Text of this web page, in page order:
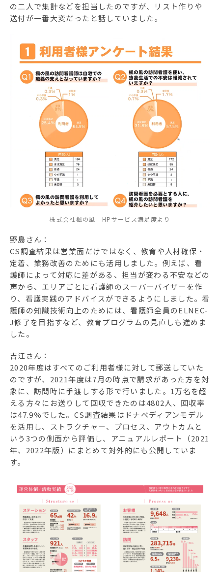
の二人で集計などを担当したのですが、リスト作りや
送付が一番大変だったと話していました。
株式会社楓の風 HPサービス満足度より
野島さん：
CS調査結果は営業面だけではなく、教育や人材確保・
定着、業務改善のためにも活用しました。例えば、看
護師によって対応に差がある、担当が変わる不安などの
声から、エリアごとに看護師のスーパーバイザーを作
り、看護実践のアドバイスができるようにしました。看
護師の知識技術向上のためには、看護師全員のELNEC-
J修了を目指すなど、教育プログラムの見直しも進めま
した。
吉江さん：
2020年度はすべてのご利用者様に対して郵送していた
のですが、2021年度は7月の時点で請求があった方を対
象に、訪問時に手渡しする形で行いました。1万名を超
える方々にお送りして回収できたのは4802人、回収率
は47.9％でした。CS調査結果はドナベディアンモデル
を活用し、ストラクチャー、プロセス、アウトカムと
いう3つの側面から評価し、アニュアルレポート（2021
年、2022年版）にまとめて対外的にも公開していま
す。